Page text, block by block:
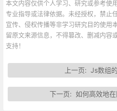
本文内容仅供个人学习、研究或参考使
专业指导或法律依据。未经授权，禁止
宣传、侵权传播等非学习研究目的使用
留原文来源信息，不得篡改、删减内容
支持！
上一页:Js数组
下一页:如何高效地